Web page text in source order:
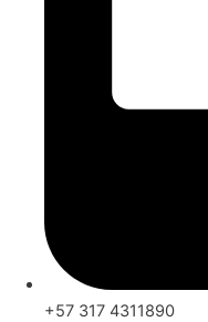
+57 317 4311890